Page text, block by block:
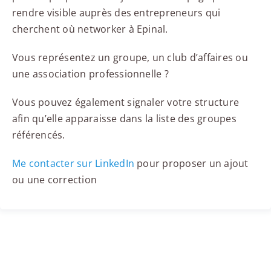
rendre visible auprès des entrepreneurs qui
cherchent où networker à Epinal.
Vous représentez un groupe, un club d’affaires ou
une association professionnelle ?
Vous pouvez également signaler votre structure
afin qu’elle apparaisse dans la liste des groupes
référencés.
Me contacter sur LinkedIn pour proposer un ajout
ou une correction